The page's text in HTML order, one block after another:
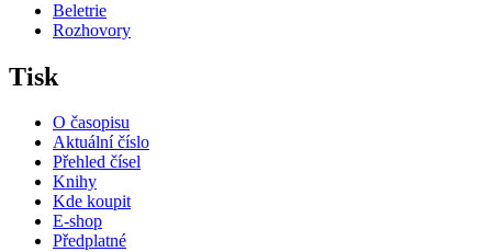
Beletrie
Rozhovory
Tisk
O časopisu
Aktuální číslo
Přehled čísel
Knihy
Kde koupit
E-shop
Předplatné